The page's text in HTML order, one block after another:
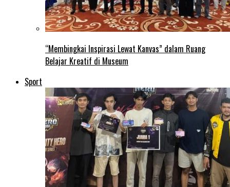
“Membingkai Inspirasi Lewat Kanvas” dalam Ruang
Belajar Kreatif di Museum
Sport